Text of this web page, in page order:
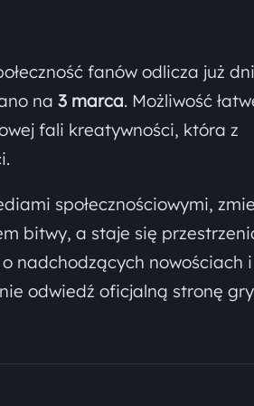
fanów odlicza już
na 3 marca. Możliwość
fali kreatywności, która z
społecznościowymi,
bitwy, a staje się
nadchodzących nowościach i
odwiedź oficjalną stronę